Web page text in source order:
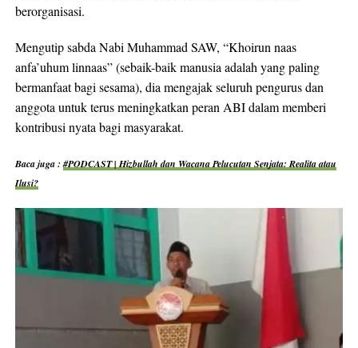
berorganisasi.
Mengutip sabda Nabi Muhammad SAW, “Khoirun naas
anfa’uhum linnaas” (sebaik-baik manusia adalah yang paling
bermanfaat bagi sesama), dia mengajak seluruh pengurus dan
anggota untuk terus meningkatkan peran ABI dalam memberi
kontribusi nyata bagi masyarakat.
Baca juga :#PODCAST | Hizbullah dan Wacana Pelucutan Senjata: Realita atau
Ilusi?